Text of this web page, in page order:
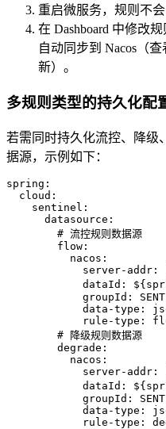
重启微服务，规则不会
在 Dashboard 中修改
自动同步到 Nacos（
新）。
多规则类型的持久化配
若需同时持久化流控、降级
据源，示例如下：
spring:
cloud:
sentinel:
datasource:
# 流控规则数据源
flow:
nacos:
server-addr:
dataId:
groupId:
data-type:
rule-type:
# 降级规则数据源
degrade:
nacos:
server-addr:
dataId:
groupId:
data-type:
rule-type: